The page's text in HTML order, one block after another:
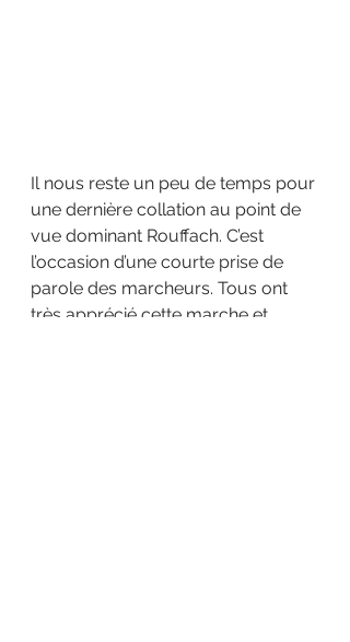
Il nous reste un peu de temps pour
une dernière collation au point de
vue dominant Rouffach. C’est
l’occasion d’une courte prise de
parole des marcheurs. Tous ont
très apprécié cette marche et